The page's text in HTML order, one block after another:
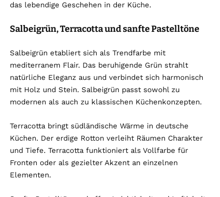
das lebendige Geschehen in der Küche.
Salbeigrün, Terracotta und sanfte Pastelltöne
Salbeigrün etabliert sich als Trendfarbe mit
mediterranem Flair. Das beruhigende Grün strahlt
natürliche Eleganz aus und verbindet sich harmonisch
mit Holz und Stein. Salbeigrün passt sowohl zu
modernen als auch zu klassischen Küchenkonzepten.
Terracotta bringt südländische Wärme in deutsche
Küchen. Der erdige Rotton verleiht Räumen Charakter
und Tiefe. Terracotta funktioniert als Vollfarbe für
Fronten oder als gezielter Akzent an einzelnen
Elementen.